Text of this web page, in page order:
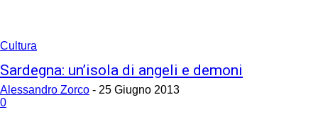
Cultura
Sardegna: un’isola di angeli e demoni
Alessandro Zorco - 25 Giugno 2013
0